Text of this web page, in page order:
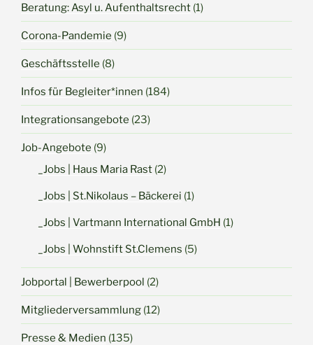
Beratung: Asyl u. Aufenthaltsrecht (1)
Corona-Pandemie (9)
Geschäftsstelle (8)
Infos für Begleiter*innen (184)
Integrationsangebote (23)
Job-Angebote (9)
_Jobs | Haus Maria Rast (2)
_Jobs | St.Nikolaus – Bäckerei (1)
_Jobs | Vartmann International GmbH (1)
_Jobs | Wohnstift St.Clemens (5)
Jobportal | Bewerberpool (2)
Mitgliederversammlung (12)
Presse & Medien (135)